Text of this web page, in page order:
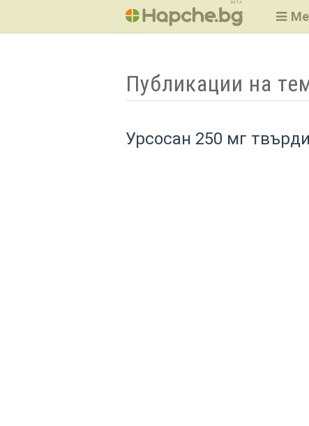
BETA
Публикации на
Урсосан 250 мг